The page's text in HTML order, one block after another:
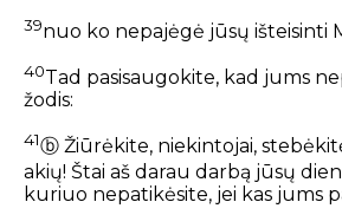
39nuo ko nepajėgė jūsų išteisinti
40Tad pasisaugokite, kad jums
žodis:
41ⓑ Žiūrėkite, niekintojai,
akių! Štai aš darau darbą jūsų
kuriuo nepatikėsite, jei kas jums